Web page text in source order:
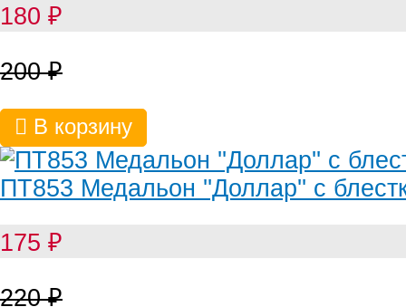
180 ₽
200₽
В корзину
ПТ853 Медальон ''Доллар'' с
175 ₽
220₽